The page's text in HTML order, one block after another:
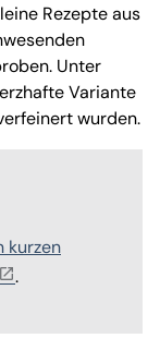
Rezepte aus
Unter
Variante
wurden.
kurzen
.